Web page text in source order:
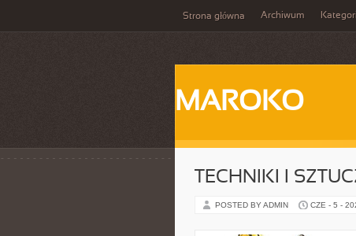
Strona główna Archiwum
MAROKO
TECHNIKI I
POSTED BY ADMIN CZE - 5 -